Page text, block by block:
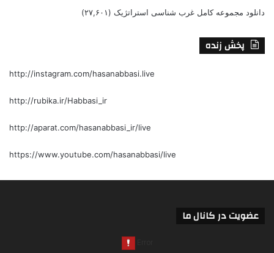
دانلود مجموعه کامل غرب شناسی استراتژیک (۲۷,۶۰۱)
پخش زنده
http://instagram.com/hasanabbasi.live
http://rubika.ir/Habbasi_ir
http://aparat.com/hasanabbasi_ir/live
https://www.youtube.com/hasanabbasi/live
عضویت در کانال ما